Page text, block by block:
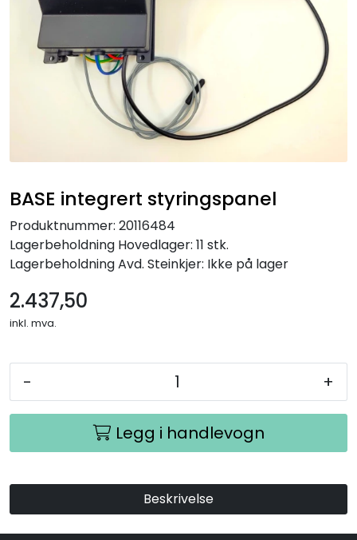
BASE integrert styringspanel
Produktnummer: 20116484
Lagerbeholdning Hovedlager: 11 stk.
LagerbeholdningAvd. Steinkjer: Ikke på lager
2.437,50
inkl. mva.
- +
Legg i handlevogn
Beskrivelse